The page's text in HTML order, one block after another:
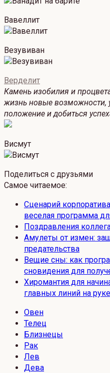
Вавеллит
Везувиван
Верделит
Камень изобилия и
жизнь новые возможности,
положение и добиться
Висмут
Поделиться с друзьями
Самое читаемое:
Сценарий
веселая программа
Поздравления
Амулеты от измен:
предательства
Вещие сны: как
сновидения для
Хиромантия для
главных линий на
Овен
Телец
Близнецы
Рак
Лев
Дева